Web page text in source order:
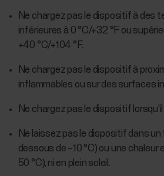
Ne chargez pas le dispositif à des
inférieures à 0 °C/+32 °F ou
+40 °C/+104 °F.
Ne chargez pas le dispositif à
inflammables ou sur des surfaces
Ne chargez pas le dispositif
Ne laissez pas le dispositif dans un
dessous de –10 °C) ou une chaleur
50 °C), ni en plein soleil.